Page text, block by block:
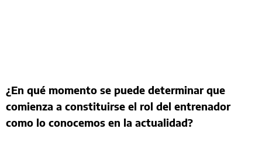
¿En qué momento se puede determinar que
comienza a constituirse el rol del entrenador
como lo conocemos en la actualidad?